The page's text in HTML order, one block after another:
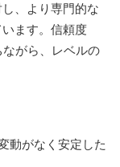
、より専門的な
ます。信頼度
がら、レベルの
動がなく安定した